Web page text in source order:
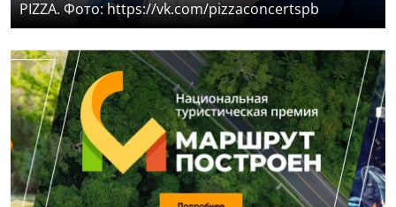
PIZZA. Фото: https://vk.com/pizzaconcertspb